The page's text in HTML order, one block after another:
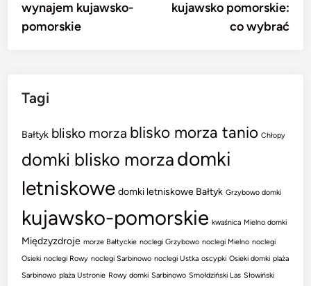
wynajem kujawsko-
pomorskie
kujawsko pomorskie:
co wybrać
Tagi
Bałtyk blisko morza blisko morza tanio Chłopy
domki blisko morza domki
letniskowe domki letniskowe Bałtyk Grzybowo domki
kujawsko-pomorskie kwaśnica Mielno domki
Międzyzdroje morze Bałtyckie noclegi Grzybowo noclegi Mielno noclegi
Osieki noclegi Rowy noclegi Sarbinowo noclegi Ustka oscypki Osieki domki plaża
Sarbinowo plaża Ustronie Rowy domki Sarbinowo Smołdziński Las Słowiński